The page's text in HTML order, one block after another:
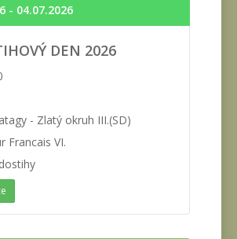
- 04.07.2026
DEN 2026
- Zlatý okruh III.(SD)
Francais VI.